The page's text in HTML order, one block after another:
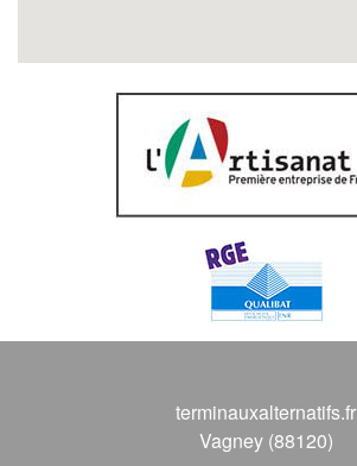
terminauxalternatifs.fr
Vagney (88120)